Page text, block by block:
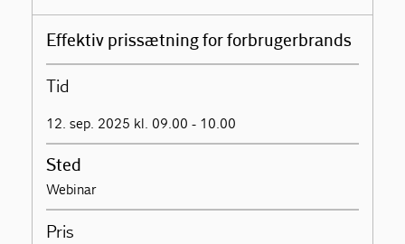
Effektiv prissætning for forbrugerbrands
Tid
12. sep. 2025 kl. 09.00 - 10.00
Sted
Webinar
Pris